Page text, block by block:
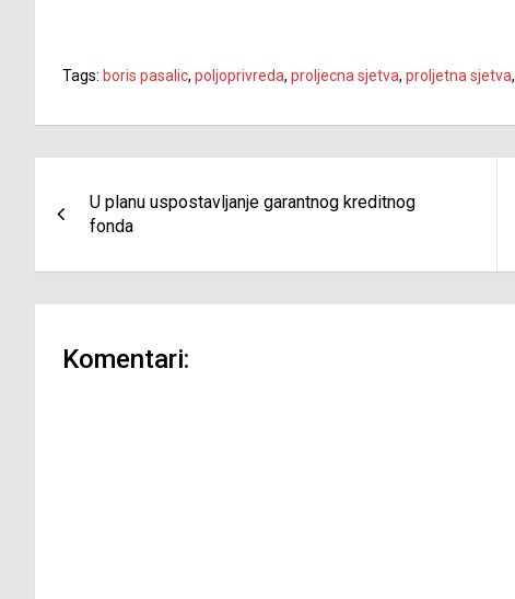
Tags: boris pasalic, poljoprivreda, proljecna sjetva, proljetna sjetva,
članaka
U planu uspostavljanje garantnog kreditnog
fonda
Komentari: